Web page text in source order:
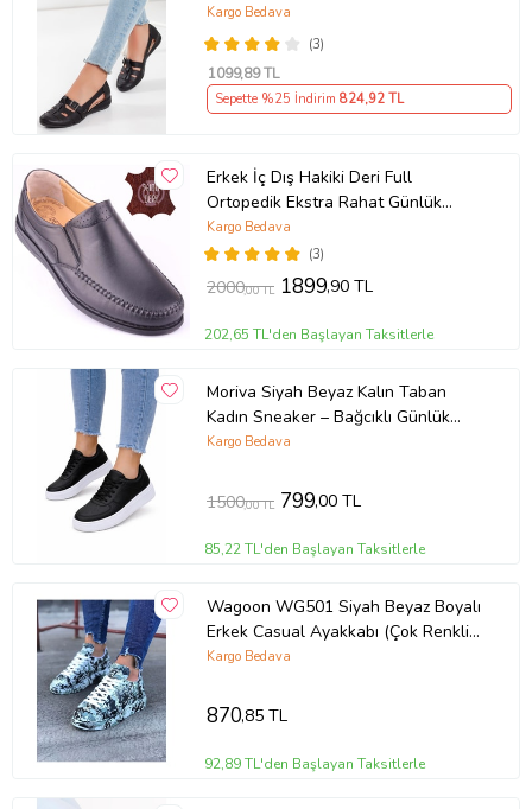
(3)
Kargo Bedava
1099,89 TL
Sepette %25 İndirim 824,92 TL
Erkek İç Dış Hakiki Deri Full
Ortopedik Ekstra Rahat Günlük
Ayakkabı DTC015 (Siyah)
(3)
Kargo Bedava
2000,00 TL 1899,90 TL
202,65 TL'den Başlayan Taksitlerle
Moriva Siyah Beyaz Kalın Taban
Kadın Sneaker – Bağcıklı Günlük
Spor Ayakkabı – Rahat Yürüyüş
Kargo Bedava
1500,00 TL 799,00 TL
85,22 TL'den Başlayan Taksitlerle
Wagoon WG501 Siyah Beyaz Boyalı
Erkek Casual Ayakkabı (Çok Renkli-
Lacivert)
Kargo Bedava
870,85 TL
92,89 TL'den Başlayan Taksitlerle